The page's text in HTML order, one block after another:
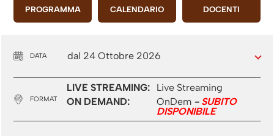
PROGRAMMA CALENDARIO DOCENTI
DATA dal 24 Ottobre 2026
FORMAT
LIVE STREAMING:
Live Streaming
ON DEMAND:
OnDem - SUBITO
DISPONIBILE